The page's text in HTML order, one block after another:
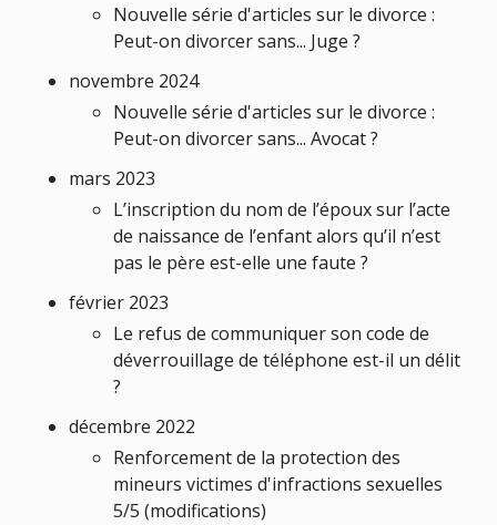
Nouvelle série d'articles sur le divorce :
Peut-on divorcer sans... Juge ?
novembre 2024
Nouvelle série d'articles sur le divorce :
Peut-on divorcer sans... Avocat ?
mars 2023
L’inscription du nom de l’époux sur l’acte
de naissance de l’enfant alors qu’il n’est
pas le père est-elle une faute ?
février 2023
Le refus de communiquer son code de
déverrouillage de téléphone est-il un délit
?
décembre 2022
Renforcement de la protection des
mineurs victimes d'infractions sexuelles
5/5 (modifications)